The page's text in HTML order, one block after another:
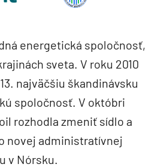
energetická spoločnosť,
sveta. V roku 2010
najväčšiu škandinávsku
spoločnosť. V októbri
rozhodla zmeniť sídlo a
novej administratívnej
v Nórsku.